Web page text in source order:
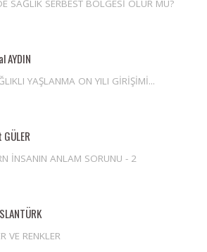
SAĞLIK SERBEST BÖLGESİ OLUR MU?
AYDIN
YAŞLANMA ON YILI GİRİŞİMİ...
İNSANIN ANLAM SORUNU - 2
VE RENKLER